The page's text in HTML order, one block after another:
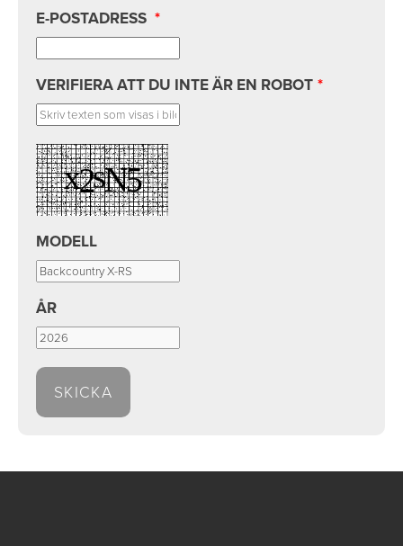
E-POSTADRESS *
VERIFIERA ATT DU INTE ÄR EN ROBOT*
MODELL
ÅR